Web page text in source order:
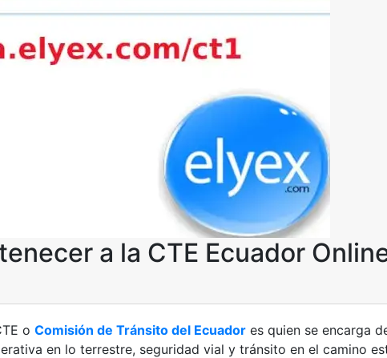
a la CTE Ecuador
o Comisión de Tránsito del Ecuador es quien se encarga
en lo terrestre, seguridad vial y tránsito en el camino